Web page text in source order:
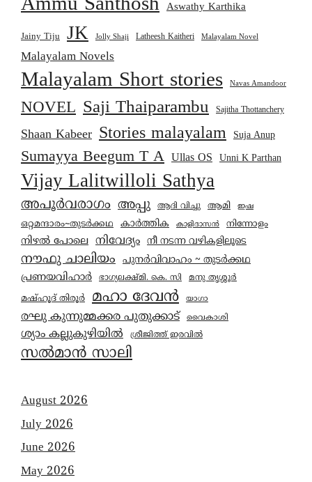
Aswathy Karthika
Jainy Tiju JK Jolly Shaji Latheesh Kaitheri Malayalam Novel
Malayalam Novels
Malayalam Short stories Navas Amandoor
NOVEL Saji Thaiparambu Sajitha Thottanchery
Shaan Kabeer Stories malayalam Suja Anup
Sumayya Beegum T A Ullas OS Unni K Parthan
Vijay Lalitwilloli Sathya
അപൂർവരാഗം അപ്പു ആദി വിച്ചു ആമി ഇഷ
ഒറ്റമന്ദാരം~തുടർക്കഥ കാര്‍ത്തിക കാളിദാസൻ നിന്നോളം
നിഴൽ പോലെ നിവേദ്യം നീ നടന്ന വഴികളിലൂടെ
നൗഫു ചാലിയം പുനർവിവാഹം ~ തുടർക്കഥ
പ്രണയവിഹാർ ഭാഗ്യലക്ഷ്മി. കെ. സി
മനു തൃശ്ശൂർ
മഷ്ഹൂദ് തിരൂർ
മഹാ ദേവൻ യാഗാ
രഘു കുന്നുമ്മക്കര പുതുക്കാട് വൈകാശി
ശ്യാം കല്ലുകുഴിയിൽ ശ്രീജിത്ത് ഇരവിൽ
സൽമാൻ സാലി
August 2026
July 2026
June 2026
May 2026